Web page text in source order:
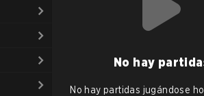
No hay
No hay partidas jugándose